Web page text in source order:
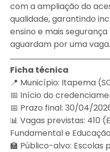
com a ampliação do
qualidade, garantindo
ensino e mais
aguardam por uma vaga.
Ficha técnica
📍 Município: Itapema
📅 Início do
📅 Prazo final: 30/04/
📊 Vagas previstas: 410
Fundamental e
🏫 Público-alvo: Escolas